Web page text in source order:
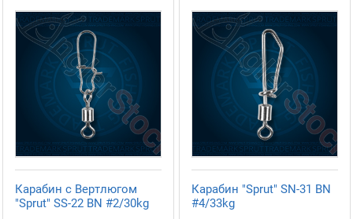
Карабин с Вертлюгом
"Sprut" SS-22 BN #2/30kg
Карабин "Sprut" SN-31 BN
#4/33kg